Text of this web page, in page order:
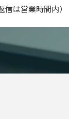
は営業時間内）